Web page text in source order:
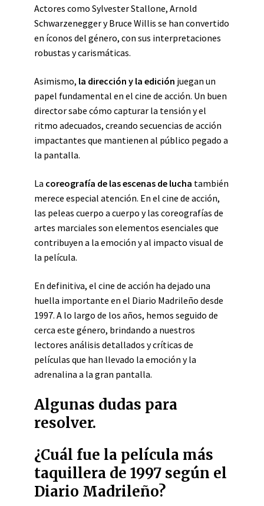
Actores como Sylvester Stallone, Arnold
Schwarzenegger y Bruce Willis se han convertido
en íconos del género, con sus interpretaciones
robustas y carismáticas.
Asimismo, la dirección y la edición juegan un
papel fundamental en el cine de acción. Un buen
director sabe cómo capturar la tensión y el
ritmo adecuados, creando secuencias de acción
impactantes que mantienen al público pegado a
la pantalla.
La coreografía de las escenas de lucha también
merece especial atención. En el cine de acción,
las peleas cuerpo a cuerpo y las coreografías de
artes marciales son elementos esenciales que
contribuyen a la emoción y al impacto visual de
la película.
En definitiva, el cine de acción ha dejado una
huella importante en el Diario Madrileño desde
1997. A lo largo de los años, hemos seguido de
cerca este género, brindando a nuestros
lectores análisis detallados y críticas de
películas que han llevado la emoción y la
adrenalina a la gran pantalla.
Algunas dudas para
resolver.
¿Cuál fue la película más
taquillera de 1997 según el
Diario Madrileño?